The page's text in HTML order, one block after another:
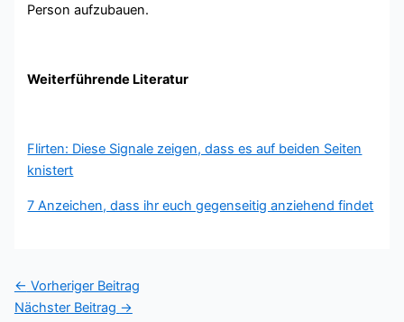
Person aufzubauen.
Weiterführende Literatur
Flirten: Diese Signale zeigen, dass es auf beiden Seiten
knistert
7 Anzeichen, dass ihr euch gegenseitig anziehend findet
← Vorheriger Beitrag
Nächster Beitrag →